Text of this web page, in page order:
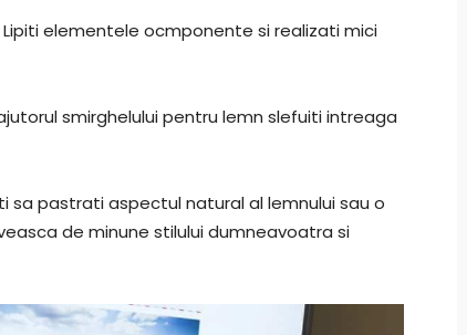
elementele ocmponente si realizati mici
smirghelului pentru lemn slefuiti intreaga
sa pastrati aspectul natural al lemnului sau o
de minune stilului dumneavoatra si